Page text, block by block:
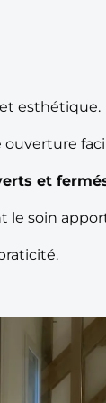
esthétique.
ouverture
et
le soin